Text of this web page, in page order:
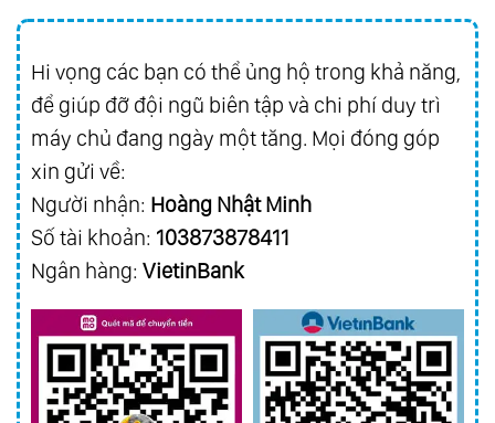
Hi vọng các bạn có thể ủng hộ trong khả năng,
để giúp đỡ đội ngũ biên tập và chi phí duy trì
máy chủ đang ngày một tăng. Mọi đóng góp
xin gửi về:
Người nhận: Hoàng Nhật Minh
Số tài khoản: 103873878411
Ngân hàng: VietinBank